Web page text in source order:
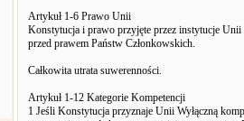
Artykuł 1-6 Prawo Unii
Konstytucja i prawo przyjęte przez instytucje
przed prawem Państw Członkowskich.
Całkowita utrata suwerenności.
Artykuł 1-12 Kategorie Kompetencji
1 Jeśli Konstytucja przyznaje Unii Wyłączną